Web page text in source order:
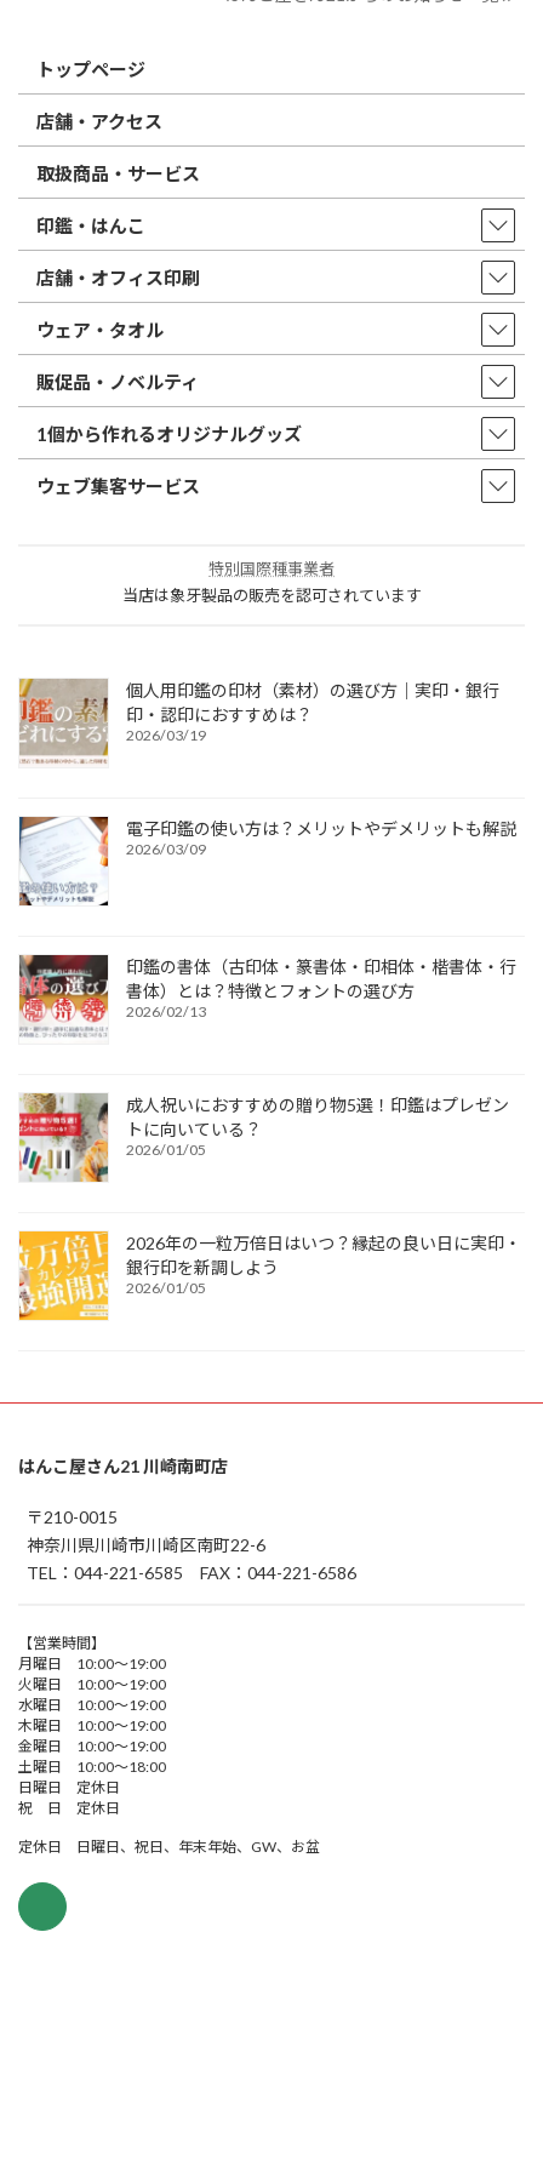
トップページ
店舗・アクセス
取扱商品・サービス
印鑑・はんこ
店舗・オフィス印刷
ウェア・タオル
販促品・ノベルティ
1個から作れるオリジナルグッズ
ウェブ集客サービス
特別国際種事業者
当店は象牙製品の販売を認可されています
個人用印鑑の印材（素材）の選び方｜実印・銀行
印・認印におすすめは？
2026/03/19
電子印鑑の使い方は？メリットやデメリットも解説
2026/03/09
印鑑の書体（古印体・篆書体・印相体・楷書体・行
書体）とは？特徴とフォントの選び方
2026/02/13
成人祝いにおすすめの贈り物5選！印鑑はプレゼン
トに向いている？
2026/01/05
2026年の一粒万倍日はいつ？縁起の良い日に実印・
銀行印を新調しよう
2026/01/05
はんこ屋さん21 川崎南町店
〒210-0015
神奈川県川崎市川崎区南町22-6
TEL：044-221-6585 FAX：044-221-6586
【営業時間】
月曜日 10:00～19:00
火曜日 10:00～19:00
水曜日 10:00～19:00
木曜日 10:00～19:00
金曜日 10:00～19:00
土曜日 10:00～18:00
日曜日 定休日
祝 日 定休日
定休日 日曜日、祝日、年末年始、GW、お盆